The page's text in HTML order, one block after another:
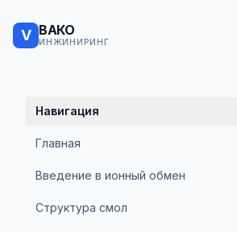
V ВАКО
ИНЖИНИРИНГ
Навигация
Главная
Введение в ионный обмен
Структура смол